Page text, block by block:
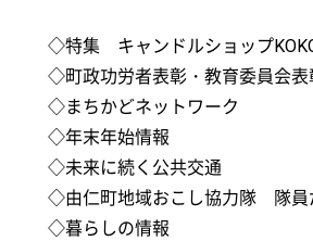
◇特集 キャンドルショップ
◇町政功労者表彰・教育委員会表
◇まちかどネットワーク
◇年末年始情報
◇未来に続く公共交通
◇由仁町地域おこし協力隊 隊員
◇暮らしの情報